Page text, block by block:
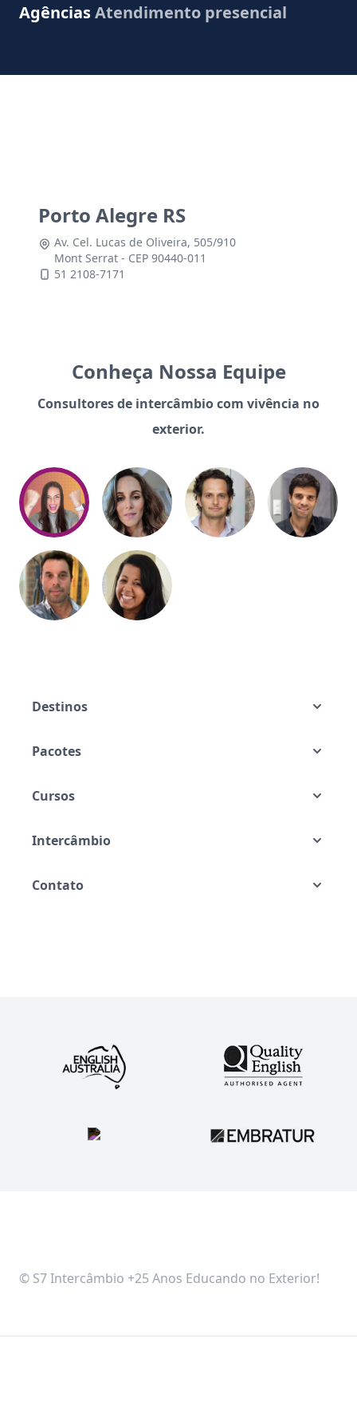
AgênciasAtendimento presencial
Porto Alegre RS
Av. Cel. Lucas de Oliveira, 505/910
Mont Serrat - CEP 90440-011
51 2108-7171
Conheça Nossa Equipe
Consultores de intercâmbio com vivência no
exterior.
Destinos
Pacotes
Cursos
Intercâmbio
Contato
© S7 Intercâmbio +25 Anos Educando no Exterior!